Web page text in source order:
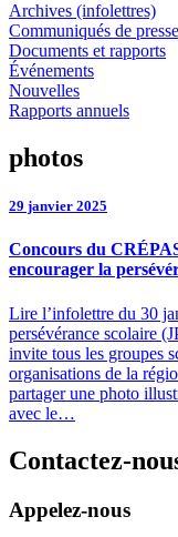
Archives (infolettres)
Communiqués de presse
Documents et rapports
Événements
Nouvelles
Rapports annuels
photos
29 janvier 2025
Concours du
encourager la
Lire l’infolettre du 30
persévérance scolaire
invite tous les groupes
organisations de la
partager une photo
avec le…
Contactez-
Appelez-nous